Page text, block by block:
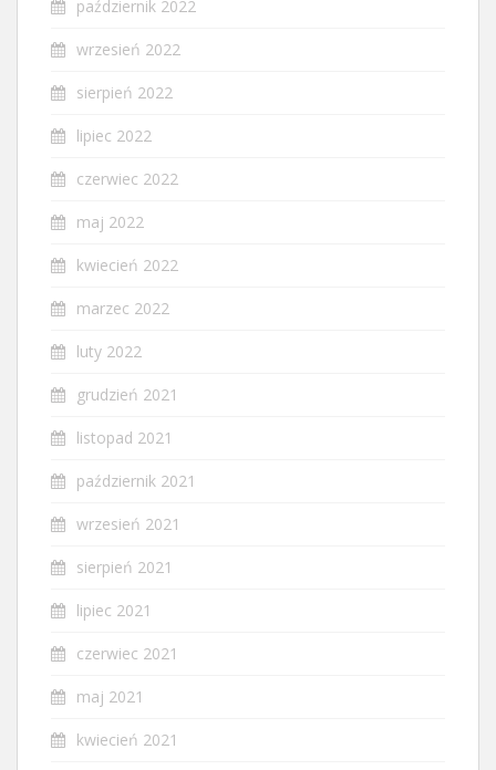
październik 2022
wrzesień 2022
sierpień 2022
lipiec 2022
czerwiec 2022
maj 2022
kwiecień 2022
marzec 2022
luty 2022
grudzień 2021
listopad 2021
październik 2021
wrzesień 2021
sierpień 2021
lipiec 2021
czerwiec 2021
maj 2021
kwiecień 2021